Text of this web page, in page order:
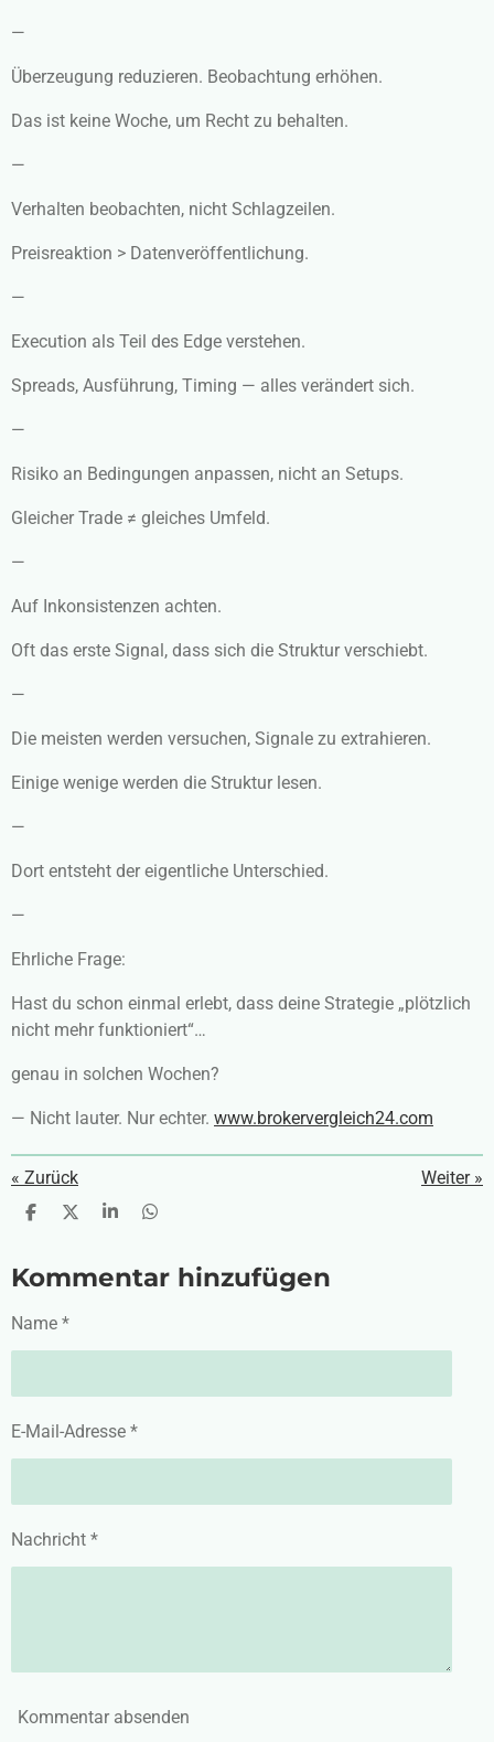
—
Überzeugung reduzieren. Beobachtung erhöhen.
Das ist keine Woche, um Recht zu behalten.
—
Verhalten beobachten, nicht Schlagzeilen.
Preisreaktion > Datenveröffentlichung.
—
Execution als Teil des Edge verstehen.
Spreads, Ausführung, Timing — alles verändert sich.
—
Risiko an Bedingungen anpassen, nicht an Setups.
Gleicher Trade ≠ gleiches Umfeld.
—
Auf Inkonsistenzen achten.
Oft das erste Signal, dass sich die Struktur verschiebt.
—
Die meisten werden versuchen, Signale zu extrahieren.
Einige wenige werden die Struktur lesen.
—
Dort entsteht der eigentliche Unterschied.
—
Ehrliche Frage:
Hast du schon einmal erlebt, dass deine Strategie „plötzlich
nicht mehr funktioniert“…
genau in solchen Wochen?
— Nicht lauter. Nur echter. www.brokervergleich24.com
« Zurück Weiter»
T
l
e
T
l
e
T
l
e
T
l
e
Kommentar hinzufügen
Name *
E-Mail-Adresse *
Nachricht *
Kommentar absenden